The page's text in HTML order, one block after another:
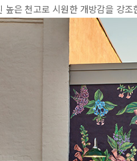
높은 천고로 시원한 개방감을 강